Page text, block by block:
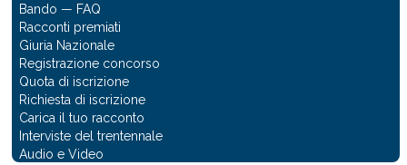
Bando — FAQ
Racconti premiati
Giuria Nazionale
Registrazione concorso
Quota di iscrizione
Richiesta di iscrizione
Carica il tuo racconto
Interviste del trentennale
Audio e Video